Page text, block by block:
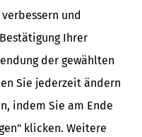
und
Ihrer
der gewählten
Sie jederzeit ändern
indem Sie am Ende
klicken. Weitere